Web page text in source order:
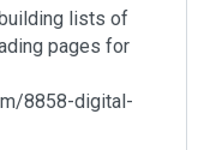
lists of
pages for
8858-digital-